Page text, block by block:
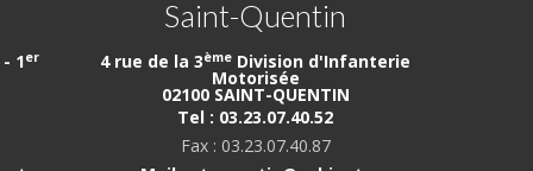
1er
Saint-Quentin
4 rue de la 3ème Division d'Infanterie
Motorisée
02100 SAINT-QUENTIN
Tel : 03.23.07.40.52
Fax : 03.23.07.40.87